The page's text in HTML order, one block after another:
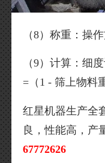
（8）称重：操
（9）计算：细
=（1 - 筛上物料
红星机器生产全
良，性能高，产
67772626